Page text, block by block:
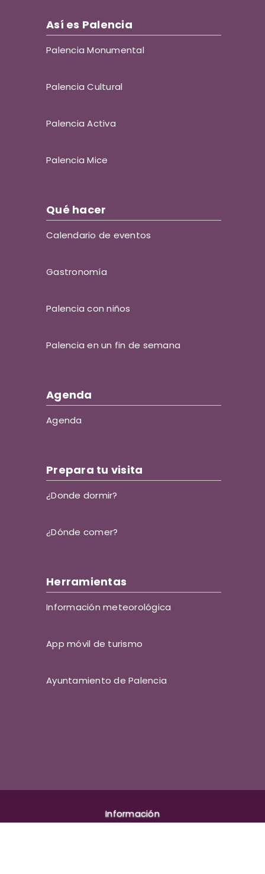
Así es Palencia
Palencia Monumental
Palencia Cultural
Palencia Activa
Palencia Mice
Qué hacer
Calendario de eventos
Gastronomía
Palencia con niños
Palencia en un fin de semana
Agenda
Agenda
Prepara tu visita
¿Donde dormir?
¿Dónde comer?
Herramientas
Información meteorológica
App móvil de turismo
Ayuntamiento de Palencia
Información